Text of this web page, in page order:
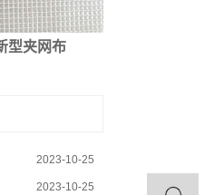
型夹网布
2023-10-25
2023-10-25